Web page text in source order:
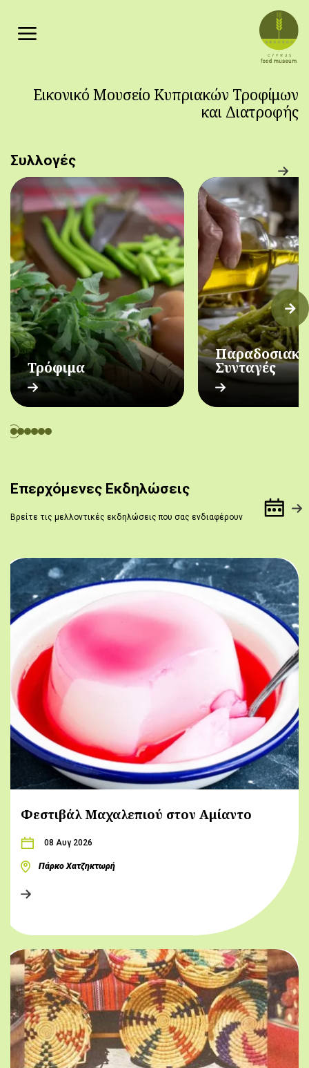
Εικονικό Μουσείο Κυπριακών Τροφίμων
και Διατροφής
Συλλογές
Τρόφιμα Συνταγές
Επερχόμενες Εκδηλώσεις
Βρείτε τις μελλοντικές εκδηλώσεις που σας ενδιαφέρουν
Φεστιβάλ Μαχαλεπιού στον Αμίαντο
08 Αυγ 2026
Πάρκο Χατζηκτωρή